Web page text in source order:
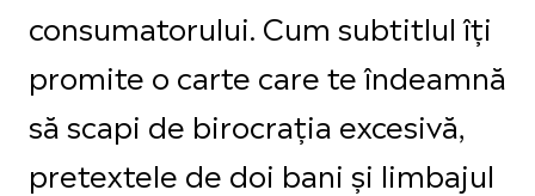
consumatorului. Cum subtitlul îți
promite o carte care te îndeamnă
să scapi de birocrația excesivă,
pretextele de doi bani și limbajul